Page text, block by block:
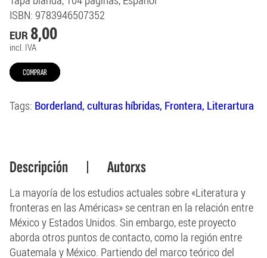
ISBN: 9783946507352
EUR 8,00
incl. IVA
COMPRAR
Tags: Borderland culturas híbridas Frontera Literartura
Descripción Autorxs
La mayoría de los estudios actuales sobre «Literatura y
fronteras en las Américas» se centran en la relación entre
México y Estados Unidos. Sin embargo, este proyecto
aborda otros puntos de contacto, como la región entre
Guatemala y México. Partiendo del marco teórico del